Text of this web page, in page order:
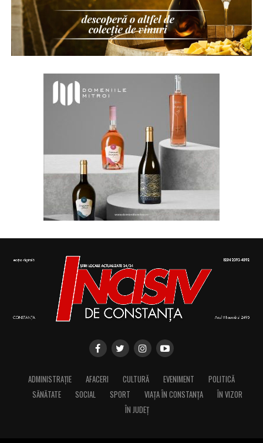
ADMINISTRAȚIE AFACERI CULTURĂ EVENIMENT
POLITICĂ
SĂNĂTATE
SOCIAL SPORT VIAȚA ÎN CONSTANȚA
ÎN VIZOR
ÎN JUDEȚ